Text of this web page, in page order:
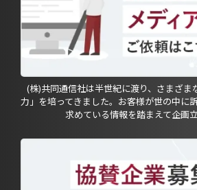
(株)共同通信社は半世紀に渡り、さまざま
力」を培ってきました。お客様が世の中に
求めている情報を踏まえて企画立